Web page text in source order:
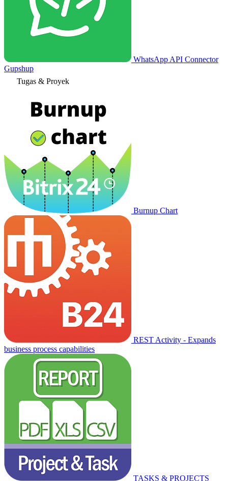
WhatsApp API Connector
Gupshup
Tugas & Proyek
Burnup Chart
REST Activity - Expands
business process capabilities
TASKS & PROJECTS